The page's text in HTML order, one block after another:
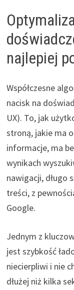
najlepiej
Współczesne
nacisk na
UX). To, jak
stroną, jakie ma
informacje, ma
wynikach
nawigacji, długo
treści, z
Google.
Jednym z
jest szybkość
niecierpliwi i nie
dłużej niż kilka